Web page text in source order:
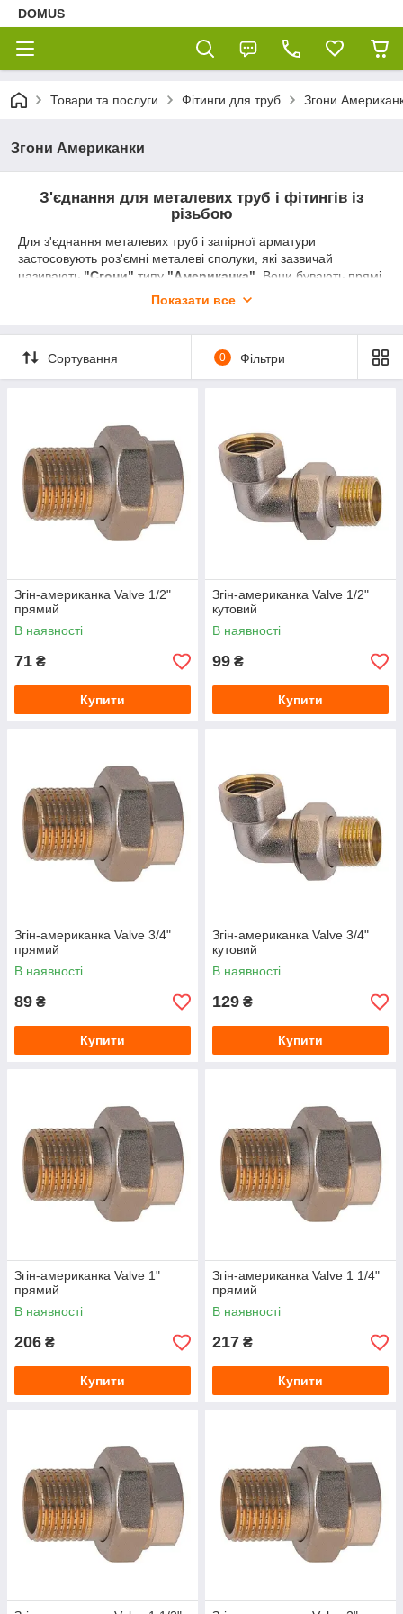
DOMUS
Товари та послуги Фітинги для труб Згони
Згони Американки
З'єднання для металевих труб і фітингів із
різьбою
Для з'єднання металевих труб і запірної арматури
застосовують роз'ємні металеві сполуки, які зазвичай
називають "Сгони" типу "Американка" . Вони бувають прямі
та кутові, різних діаметрів, з внутрішньою та зовнішньою
Переваги сгонів Американка:
- Простота монтажу, оскільки під час з'єднання елементів
обертається тільки гайка;
- Герметичність завдяки своїй конструкції. Для надійності
може бути додатково оброблений герметиком, а також на
різьбу можна намотати ФУМ-стрічку або паклю
Показати все
Сортування 0 Фільтри
Згін-американка Valve 1/2"
прямий
В наявності
71 ₴
Купити
Згін-американка Valve 1/2"
кутовий
В наявності
99 ₴
Купити
Згін-американка Valve 3/4"
прямий
В наявності
89 ₴
Купити
Згін-американка Valve 3/4"
кутовий
В наявності
129 ₴
Купити
Згін-американка Valve 1"
прямий
В наявності
206 ₴
Купити
Згін-американка Valve 1 1/4"
прямий
В наявності
217 ₴
Купити